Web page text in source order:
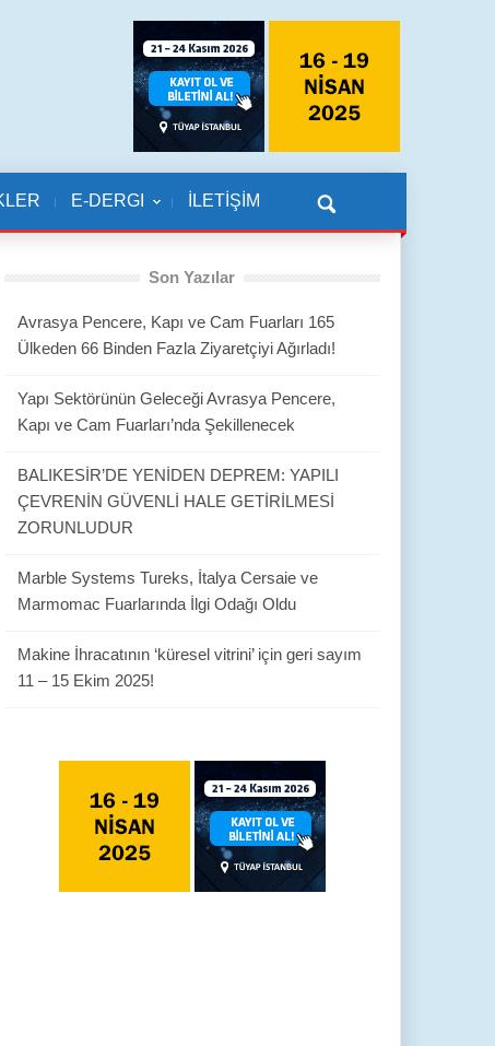
E-DERGI İLETİŞİM
Son Yazılar
Avrasya Pencere, Kapı ve Cam Fuarları 165
Ülkeden 66 Binden Fazla Ziyaretçiyi Ağırladı!
Yapı Sektörünün Geleceği Avrasya Pencere,
Kapı ve Cam Fuarları’nda Şekillenecek
BALIKESİR’DE YENİDEN DEPREM: YAPILI
ÇEVRENİN GÜVENLİ HALE GETİRİLMESİ
ZORUNLUDUR
Marble Systems Tureks, İtalya Cersaie ve
Marmomac Fuarlarında İlgi Odağı Oldu
Makine İhracatının ‘küresel vitrini’ için geri sayım
11 – 15 Ekim 2025!